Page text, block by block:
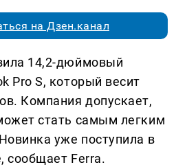
на Дзен.канал
14,2-дюймовый
Pro S, который весит
Компания допускает,
стать самым легким
уже поступила в
сообщает Ferra.